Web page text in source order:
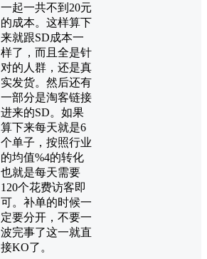
一起一共不到20元
的成本。这样算下
来就跟SD成本一
样了，而且全是针
对的人群，还是真
实发货。然后还有
一部分是淘客链接
进来的SD。如果
算下来每天就是6
个单子，按照行业
的均值%4的转化
也就是每天需要
120个花费访客即
可。补单的时候一
定要分开，不要一
波完事了这一就直
接KO了。